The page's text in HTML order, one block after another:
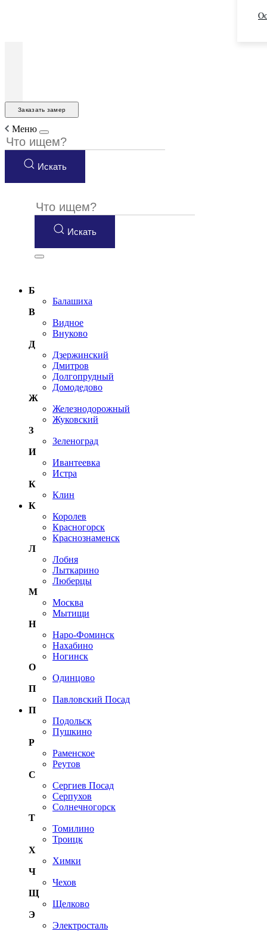
Заказать замер
Меню
Искать
Искать
Б
Балашиха
В
Видное
Внуково
Д
Дзержинский
Дмитров
Долгопрудный
Домодедово
Ж
Железнодорожный
Жуковский
З
Зеленоград
И
Ивантеевка
Истра
К
Клин
К
Королев
Красногорск
Краснознаменск
Л
Лобня
Лыткарино
Люберцы
М
Москва
Мытищи
Н
Наро-Фоминск
Нахабино
Ногинск
О
Одинцово
П
Павловский Посад
П
Подольск
Пушкино
Р
Раменское
Реутов
С
Сергиев Посад
Серпухов
Солнечногорск
Т
Томилино
Троицк
Х
Химки
Ч
Чехов
Щ
Щелково
Э
Электросталь